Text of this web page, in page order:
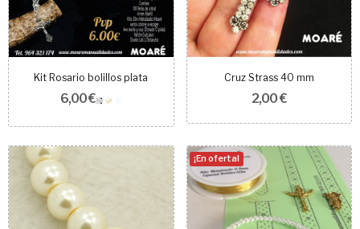
Kit Rosario bolillos plata
6,00 €
Cruz Strass 40 mm
2,00 €
¡En oferta!